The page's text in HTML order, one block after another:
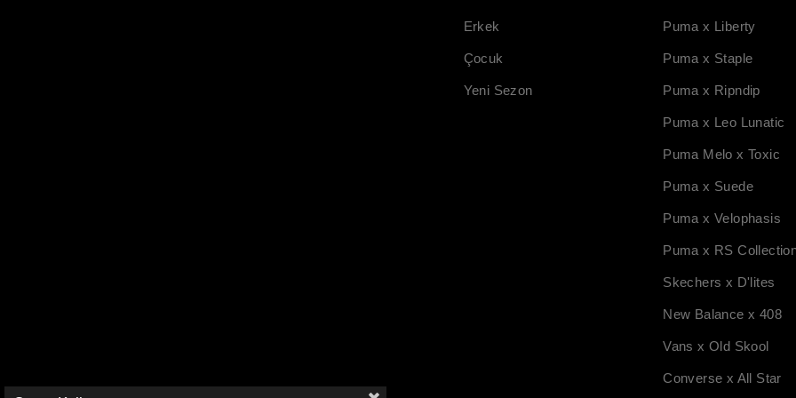
Erkek
Çocuk
Yeni Sezon
Puma x Liberty
Puma x Staple
Puma x Ripndip
Puma x Leo Lunatic
Puma Melo x Toxic
Puma x Suede
Puma x Velophasis
Puma x RS
Skechers x D'lites
New Balance x 408
Vans x Old Skool
Converse x All Star